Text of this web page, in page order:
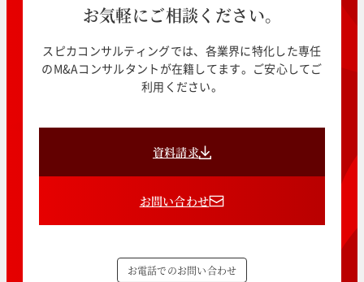
お気軽にご相談ください。
スピカコンサルティングでは、各業界に特化した専任
のM&Aコンサルタントが在籍してます。ご安心してご
利用ください。
資料請求
お問い合わせ
お電話でのお問い合わせ